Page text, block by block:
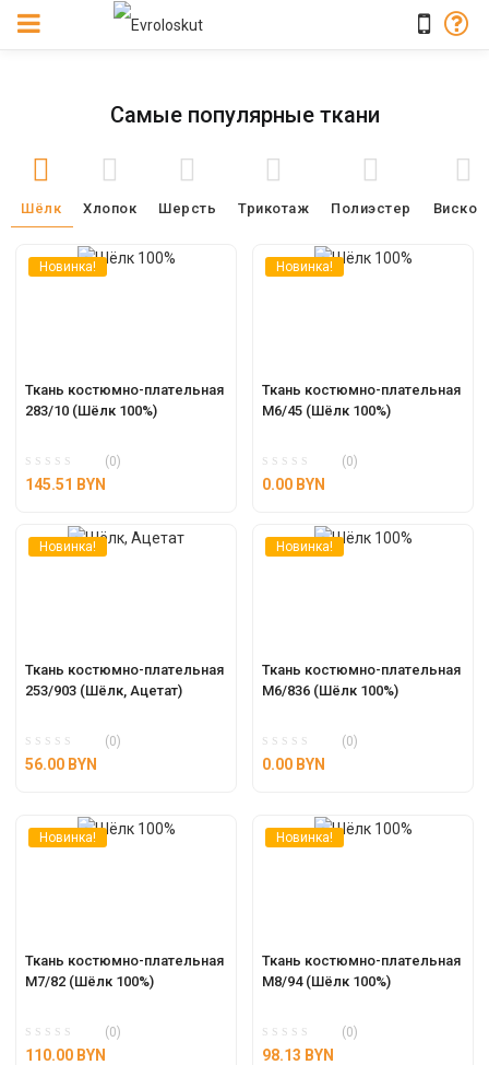
Самые популярные ткани
Шёлк Хлопок Шерсть Трикотаж Полиэстер
Новинка!
Ткань костюмно-плательная
283/10 (Шёлк 100%)
(0)
145.51 BYN
Новинка!
Ткань костюмно-плательная
253/903 (Шёлк, Ацетат)
(0)
56.00 BYN
Новинка!
Ткань костюмно-плательная
М6/45 (Шёлк 100%)
(0)
0.00 BYN
Новинка!
Ткань костюмно-плательная
М6/836 (Шёлк 100%)
(0)
0.00 BYN
Новинка!
Ткань костюмно-плательная
М7/82 (Шёлк 100%)
(0)
110.00 BYN
Новинка!
Ткань костюмно-плательная
М8/94 (Шёлк 100%)
(0)
98.13 BYN